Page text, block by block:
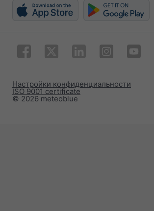
© 2026 meteoblue
ISO 9001 certificate
Настройки конфиденциальности